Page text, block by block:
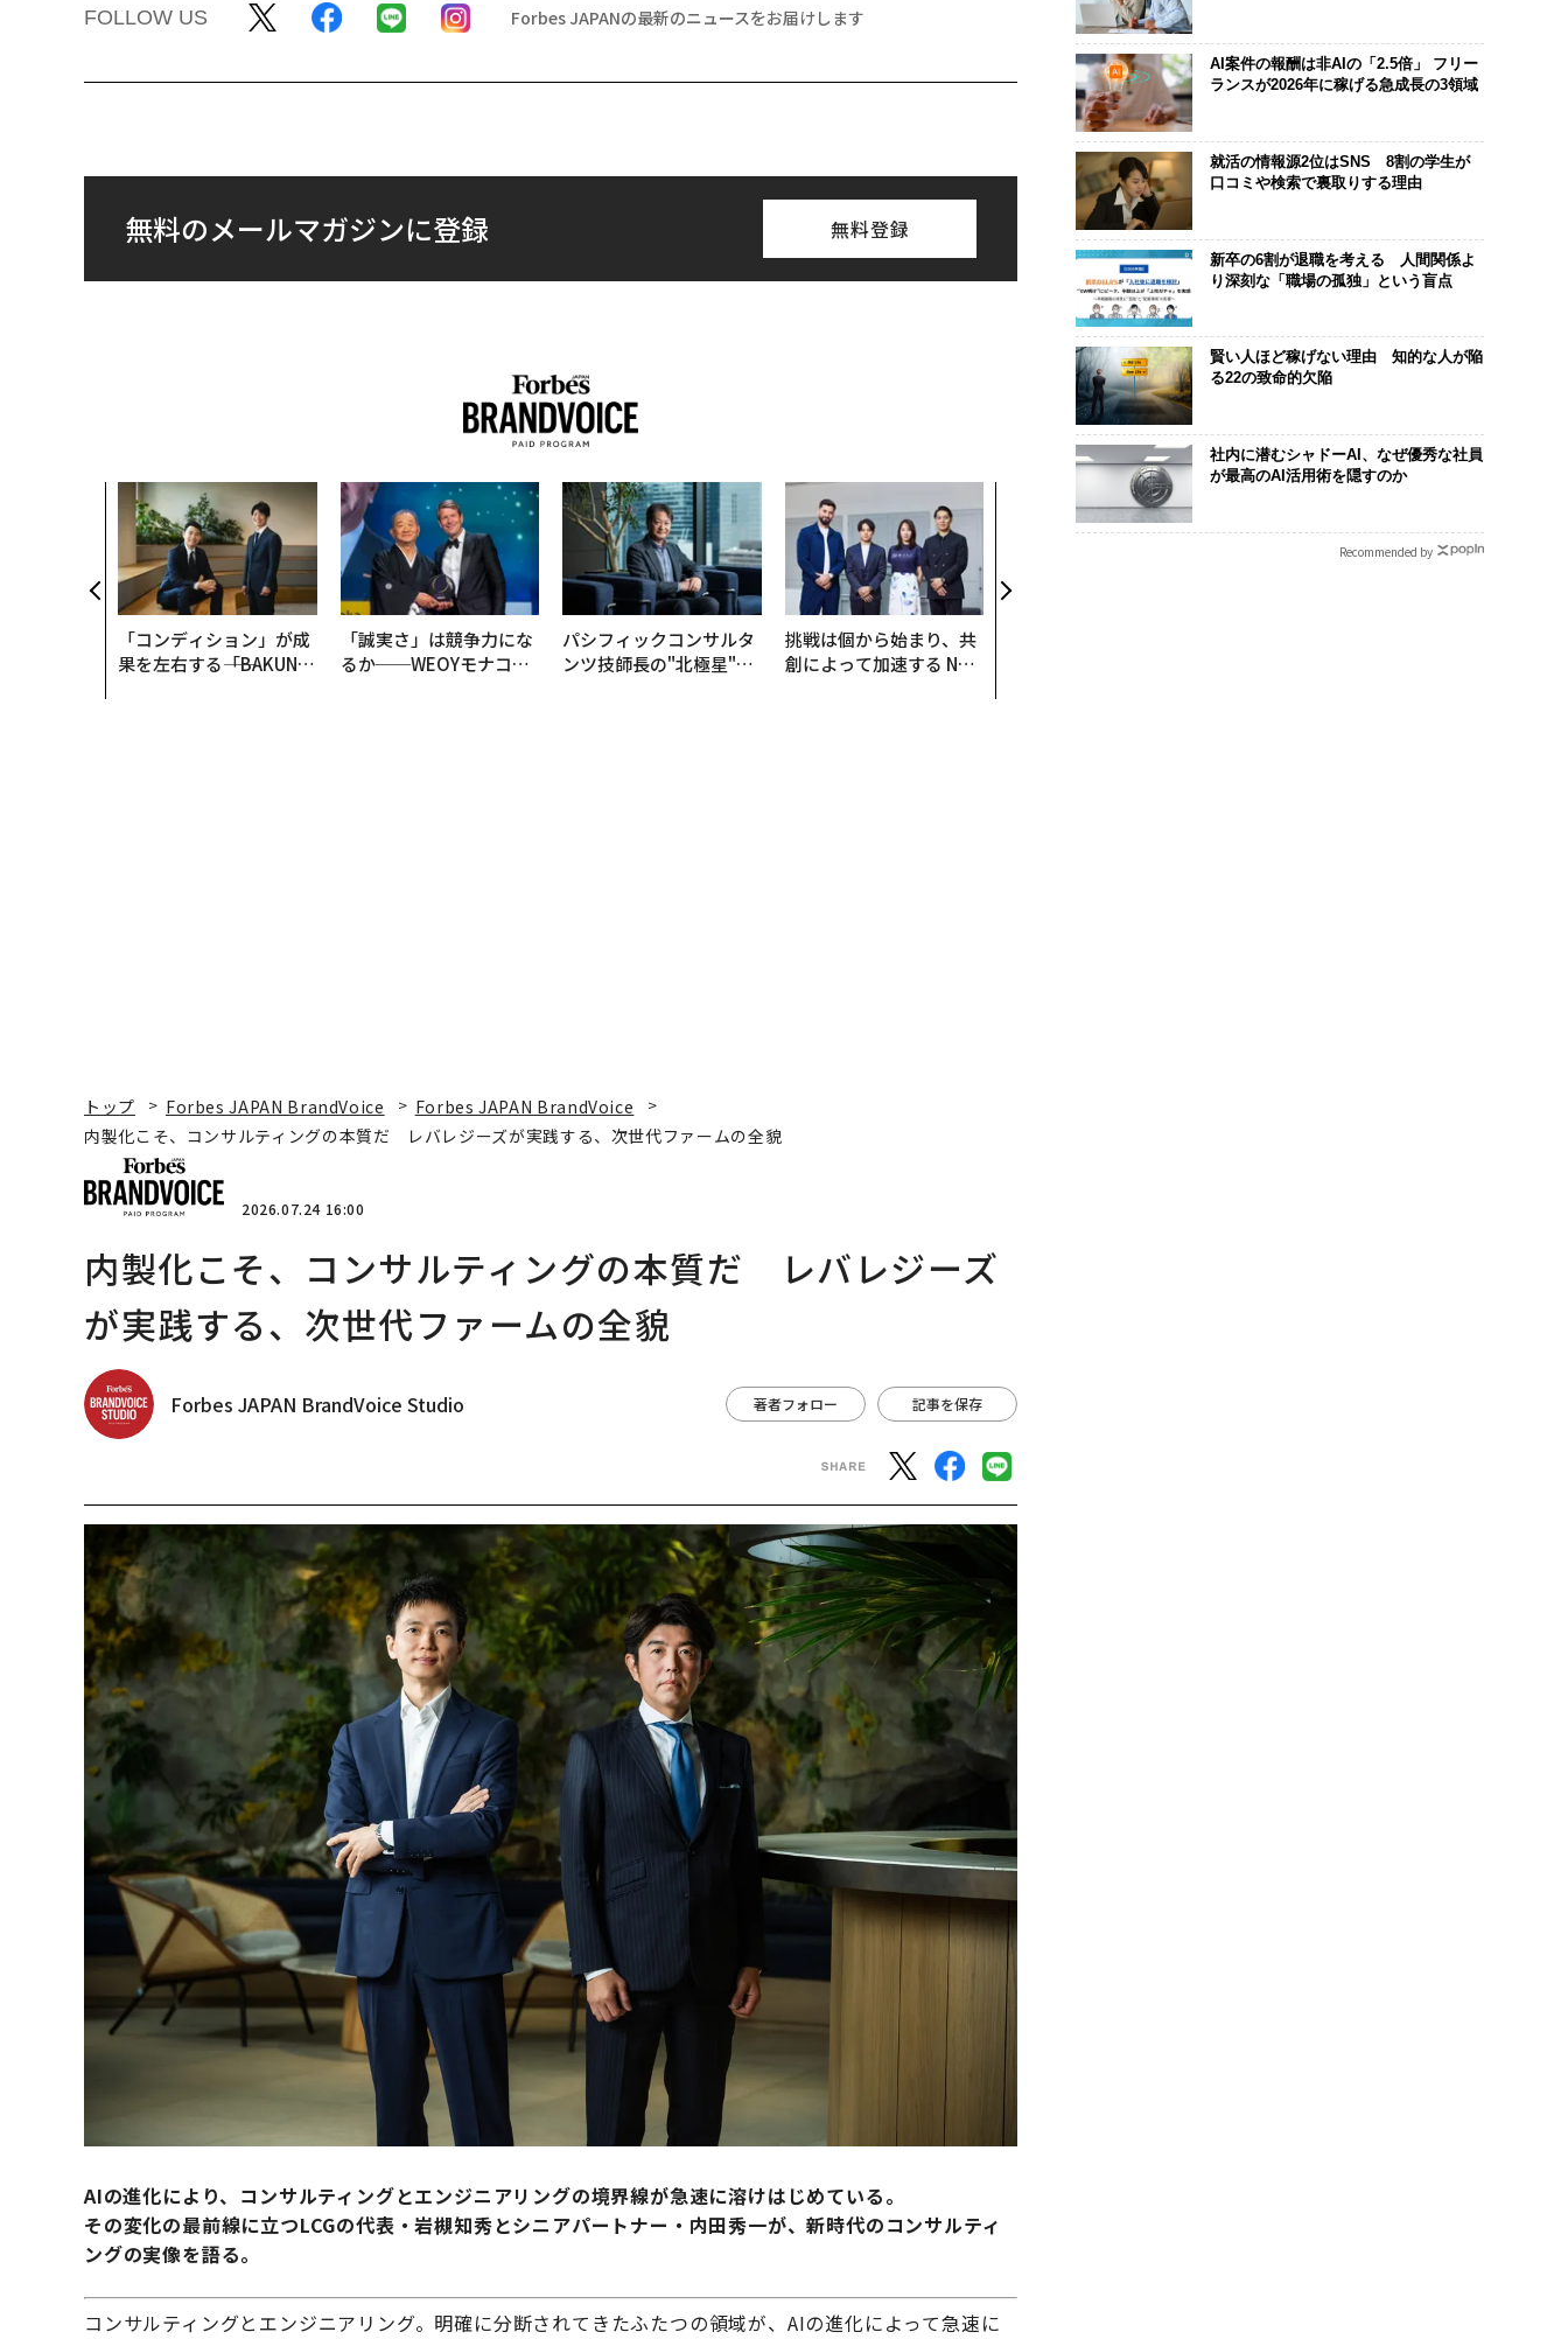
FOLLOW US Forbes JAPANの最新のニュースをお届けします
無料のメールマガジンに登録 無料登録
「コンディション」が成
果を左右する――「BAKUN
「誠実さ」は競争力にな
るか──WEOYモナコで
パシフィックコンサルタ
ンツ技師長の"北極星"。
挑戦は個から始まり、共
創によって加速する NOR
なぜ“眠っていた環境技
術”が、下水インフラを
月島JFEアクアソリュー
スパシオが描く、新しい
日本のラグジュアリー
ナ併設オフィ
s Park」がオ
AI案件の報酬は非AIの「2.5倍」 フリー
ランスが2026年に稼げる急成長の3領域
就活の情報源2位はSNS 8割の学生が
口コミや検索で裏取りする理由
新卒の6割が退職を考える 人間関係よ
り深刻な「職場の孤独」という盲点
賢い人ほど稼げない理由 知的な人が陥
る22の致命的欠陥
社内に潜むシャドーAI、なぜ優秀な社員
が最高のAI活用術を隠すのか
Recommended by
トップ Forbes JAPAN BrandVoice
Forbes JAPAN BrandVoice
内製化こそ、コンサルティングの本質だ レバレジーズが実践する、次世代ファームの全貌
2026.07.24 16:00
内製化こそ、コンサルティングの本質だ レバレジーズ
が実践する、次世代ファームの全貌
Forbes JAPAN BrandVoice Studio 著者フォロー 記事を保存
AIの進化により、コンサルティングとエンジニアリングの境界線が急速に溶けはじめている。
その変化の最前線に立つLCGの代表・岩槻知秀とシニアパートナー・内田秀一が、新時代のコンサルティ
ングの実像を語る。
コンサルティングとエンジニアリング。明確に分断されてきたふたつの領域が、AIの進化によって急速に